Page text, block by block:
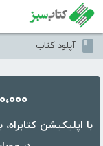
آپلود کتاب
۵۰،۰۰۰ کتاب در